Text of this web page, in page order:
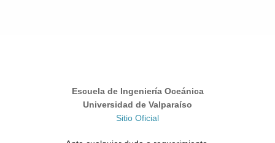
Escuela de Ingeniería Oceánica
Universidad de Valparaíso
Sitio Oficial